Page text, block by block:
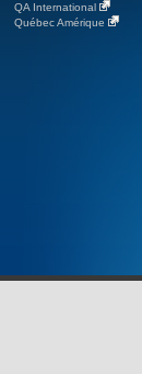
QA International
Québec Amérique